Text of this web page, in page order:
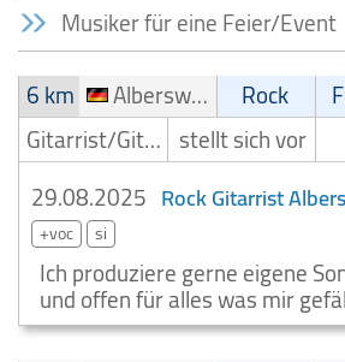
Musiker für eine Feier/Event
6 km
Albersweiler Rock
Gitarrist/Gitarrenspieler stellt sich vor
29.08.2025 Rock Gitarrist
+voc si
Ich produziere gerne eigene
und offen für alles was mir